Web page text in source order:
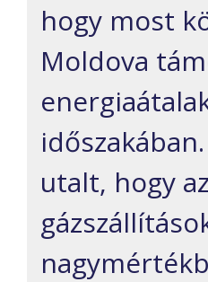
hogy most
Moldova
utalt, hogy